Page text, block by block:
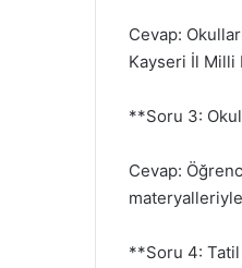
Cevap:
Kayseri İl Milli
**Soru 3:
Cevap:
**Soru 4: